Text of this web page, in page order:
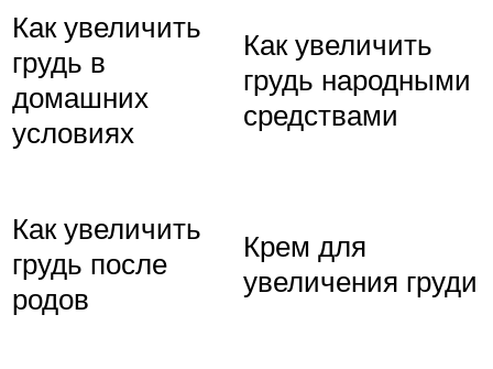
Как увеличить
грудь в
домашних
условиях
Как увеличить
грудь народными
средствами
Как увеличить
грудь после
родов
Крем для
увеличения груди